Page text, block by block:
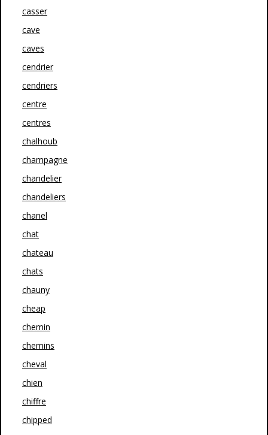
casser
cave
caves
cendrier
cendriers
centre
centres
chalhoub
champagne
chandelier
chandeliers
chanel
chat
chateau
chats
chauny
cheap
chemin
chemins
cheval
chien
chiffre
chipped